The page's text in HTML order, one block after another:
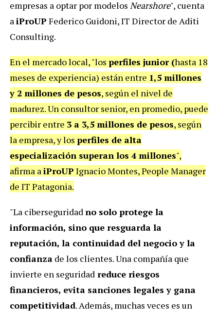
empresas a optar por modelos Nearshore", cuenta
aiProUP Federico Guidoni, IT Director de Aditi
Consulting.
En el mercado local, "los perfiles junior (hasta 18
meses de experiencia) están entre 1,5 millones
y 2 millones de pesos, según el nivel de
madurez. Un consultor senior, en promedio, puede
percibir entre 3 a 3,5 millones de pesos, según
la empresa, y los perfiles de alta
especialización superan los 4 millones",
afirma aiProUP Ignacio Montes, People Manager
de IT Patagonia.
"La ciberseguridadno solo protege la
información, sino que resguarda la
reputación, la continuidad del negocio y la
confianza de los clientes. Una compañía que
invierte en seguridad reduce riesgos
financieros, evita sanciones legales y gana
competitividad. Además, muchas veces es un